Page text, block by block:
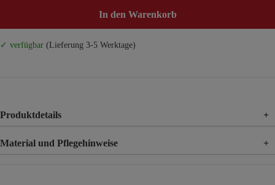
In den Warenkorb
✓ verfügbar (Lieferung 3-5 Werktage)
Produktdetails +
Material und Pflegehinweise +